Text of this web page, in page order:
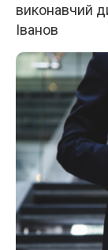
виконавчий
Іванов